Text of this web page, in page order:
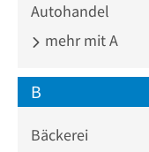
Autohandel
mehr mit A
B
Bäckerei